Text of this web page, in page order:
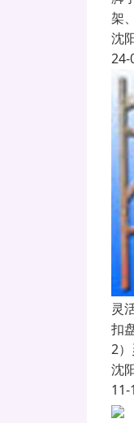
架
沈
24-
灵
扣
2
沈
11-